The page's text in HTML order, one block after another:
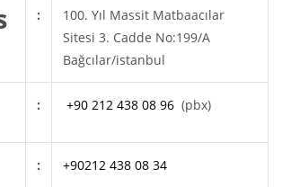
:
100. Yıl Massit Matbaacılar
Sitesi 3. Cadde No:199/A
Bağcılar/istanbul
: +90 212 438 08 96 (pbx)
: +90212 438 08 34